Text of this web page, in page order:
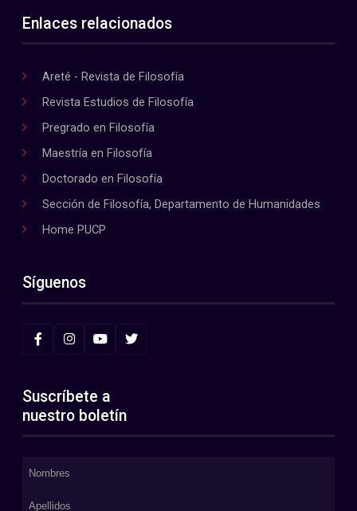
Enlaces relacionados
Areté - Revista de Filosofía
Revista Estudios de Filosofía
Pregrado en Filosofía
Maestría en Filosofía
Doctorado en Filosofía
Sección de Filosofía, Departamento de Humanidades
Home PUCP
Síguenos
Suscríbete a
nuestro boletín